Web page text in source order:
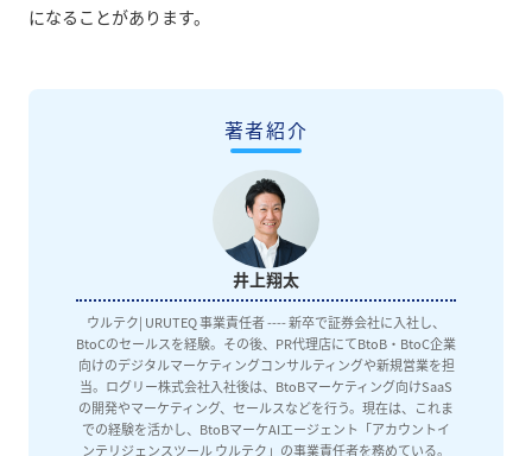
になることがあります。
著者紹介
井上翔太
ウルテク| URUTEQ 事業責任者 ---- 新卒で証券会社に入社し、
BtoCのセールスを経験。その後、PR代理店にてBtoB・BtoC企業
向けのデジタルマーケティングコンサルティングや新規営業を担
当。ログリー株式会社入社後は、BtoBマーケティング向けSaaS
の開発やマーケティング、セールスなどを行う。現在は、これま
での経験を活かし、BtoBマーケAIエージェント「アカウントイ
ンテリジェンスツール ウルテク」の事業責任者を務めている。